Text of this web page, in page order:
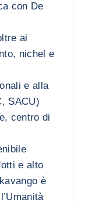
con De
ai
nichel e
e alla
SACU)
centro di
e alto
è